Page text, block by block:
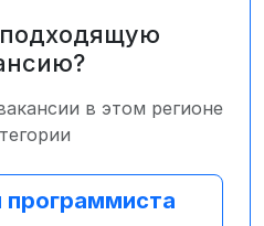
в этом регионе
программиста